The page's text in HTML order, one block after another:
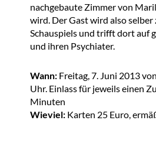
nachgebaute Zimmer von
wird. Der Gast wird also selber
Schauspiels und trifft dort auf
und ihren Psychiater.
Wann: Freitag, 7. Juni 2013
Uhr. Einlass für jeweils einen
Minuten
Wieviel: Karten 25 Euro,